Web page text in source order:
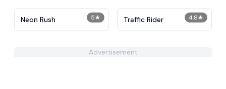
5★
Neon Rush 4.8★
Traffic Rider
Advertisement